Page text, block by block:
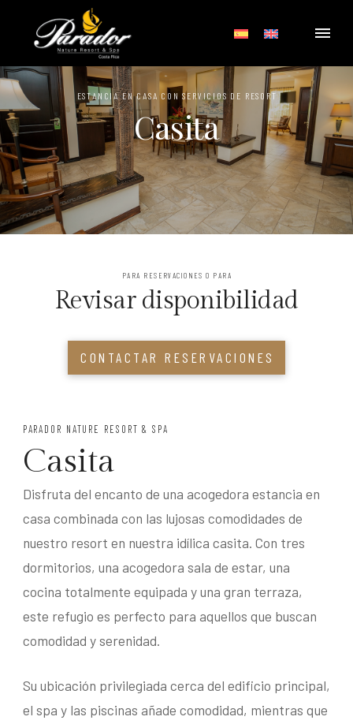
ESTANCIA EN CASA CON SERVICIOS DE RESORT
Casita
PARA RESERVACIONES O PARA
Revisar disponibilidad
CONTACTAR RESERVACIONES
PARADOR NATURE RESORT & SPA
Casita
Disfruta del encanto de una acogedora estancia en
casa combinada con las lujosas comodidades de
nuestro resort en nuestra idílica casita. Con tres
dormitorios, una acogedora sala de estar, una
cocina totalmente equipada y una gran terraza,
este refugio es perfecto para aquellos que buscan
comodidad y serenidad.
Su ubicación privilegiada cerca del edificio principal,
el spa y las piscinas añade comodidad, mientras que